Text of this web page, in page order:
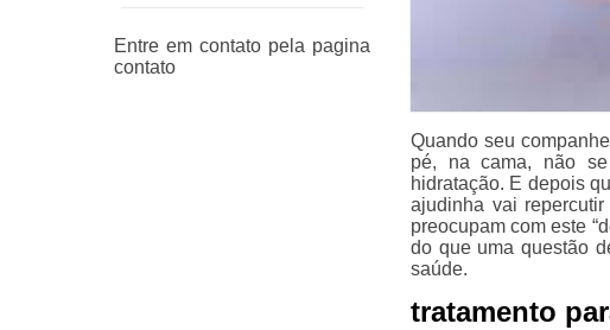
Quando seu
pé, na cama, não
hidratação. E depois
ajudinha vai
preocupam com este
do que uma questão
saúde.
tratamento